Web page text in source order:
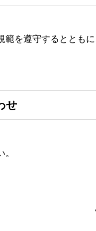
を遵守するととも
せ